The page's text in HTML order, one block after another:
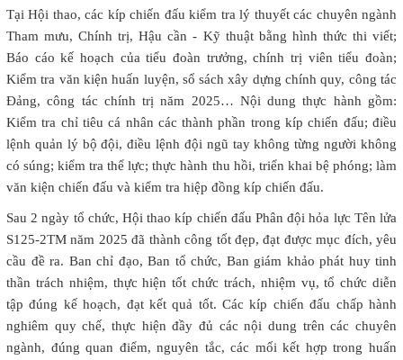
Tại Hội thao, các kíp chiến đấu kiểm tra lý thuyết các chuyên ngành
Tham mưu, Chính trị, Hậu cần - Kỹ thuật bằng hình thức thi viết;
Báo cáo kế hoạch của tiểu đoàn trưởng, chính trị viên tiểu đoàn;
Kiểm tra văn kiện huấn luyện, sổ sách xây dựng chính quy, công tác
Đảng, công tác chính trị năm 2025… Nội dung thực hành gồm:
Kiểm tra chỉ tiêu cá nhân các thành phần trong kíp chiến đấu; điều
lệnh quản lý bộ đội, điều lệnh đội ngũ tay không từng người không
có súng; kiểm tra thể lực; thực hành thu hồi, triển khai bệ phóng; làm
văn kiện chiến đấu và kiểm tra hiệp đồng kíp chiến đấu.
Sau 2 ngày tổ chức, Hội thao kíp chiến đấu Phân đội hỏa lực Tên lửa
S125-2TM năm 2025 đã thành công tốt đẹp, đạt được mục đích, yêu
cầu đề ra. Ban chỉ đạo, Ban tổ chức, Ban giám khảo phát huy tinh
thần trách nhiệm, thực hiện tốt chức trách, nhiệm vụ, tổ chức diễn
tập đúng kế hoạch, đạt kết quả tốt. Các kíp chiến đấu chấp hành
nghiêm quy chế, thực hiện đầy đủ các nội dung trên các chuyên
ngành, đúng quan điểm, nguyên tắc, các mối kết hợp trong huấn